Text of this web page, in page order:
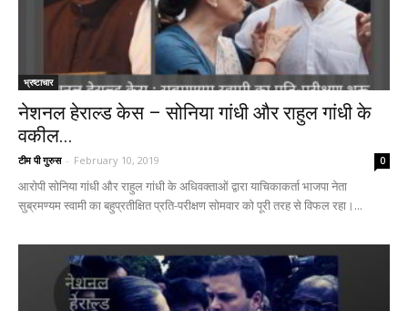
भ्रष्टाचार
नेशनल हेराल्ड केस – सोनिया गांधी और राहुल गांधी के
वकील...
टीम पी गुरुस - February 10, 2019 0
आरोपी सोनिया गांधी और राहुल गांधी के अधिवक्ताओं द्वारा याचिकाकर्ता भाजपा नेता
सुब्रमण्यम स्वामी का बहुप्रतीक्षित प्रति-परीक्षण सोमवार को पूरी तरह से विफल रहा।...